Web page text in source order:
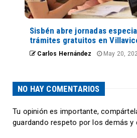
Sisbén abre jornadas
trámites gratuitos en
Carlos Hernández May 20,
NO HAY COMENTARIOS
Tu opinión es importante,
guardando respeto por los demás y